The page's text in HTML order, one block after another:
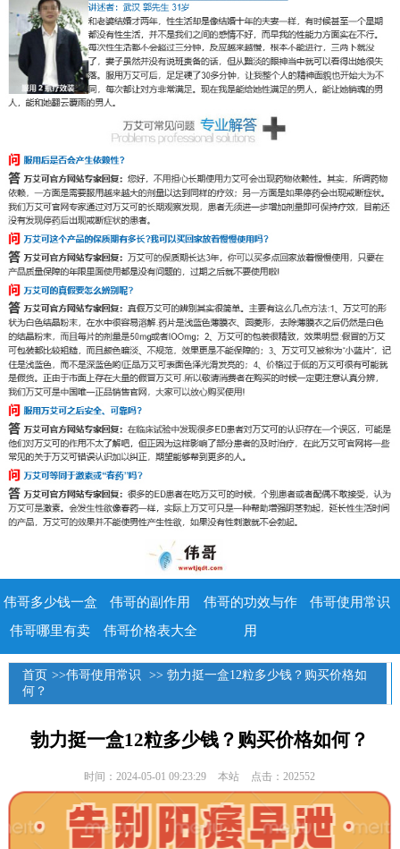
伟哥多少钱一盒 伟哥的副作用
伟哥的功效与作
用
伟哥使用常识
伟哥哪里有卖
伟哥价格表大全
首页 >>伟哥使用常识
>> 勃力挺一盒12粒多少钱？购买价格如
何？
勃力挺一盒12粒多少钱？购买价格如何？
时间：2024-05-01 09:23:29 本站 点击：202552